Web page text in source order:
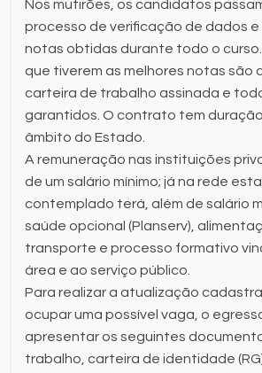
Nos mutirões, os candidatos
processo de verificação de dados e
notas obtidas durante todo o
que tiverem as melhores notas são
carteira de trabalho assinada e
garantidos. O contrato tem
âmbito do Estado.
A remuneração nas instituições
de um salário mínimo; já na rede
contemplado terá, além de salário
saúde opcional (Planserv),
transporte e processo formativo
área e ao serviço público.
Para realizar a atualização
ocupar uma possível vaga, o
apresentar os seguintes
trabalho, carteira de identidade